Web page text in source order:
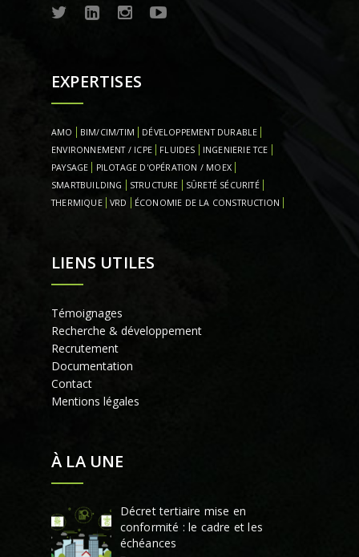
EXPERTISES
AMO BIM/CIM/TIM
DÉVELOPPEMENT DURABLE
ENVIRONNEMENT / ICPE
FLUIDES
INGENIERIE TCE
PAYSAGE
PILOTAGE D'OPÉRATION / MOEX
SMARTBUILDING
STRUCTURE
SÛRETÉ SÉCURITÉ
THERMIQUE
VRD ÉCONOMIE DE LA CONSTRUCTION
LIENS UTILES
Témoignages
Recherche & développement
Recrutement
Documentation
Contact
Mentions légales
À LA UNE
Décret tertiaire mise en
conformité : le cadre et les
échéances